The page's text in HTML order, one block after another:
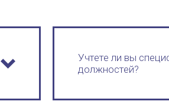
Учтете ли вы
должностей?